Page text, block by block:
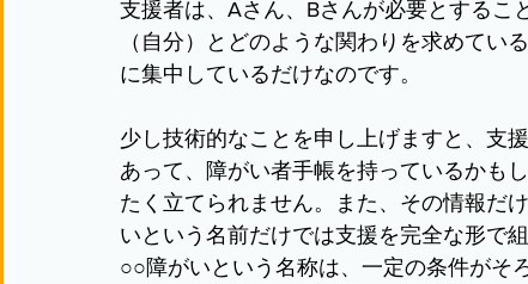
支援者は、Aさん、Bさんが必要とするこ
（自分）とどのような関わりを求めてい
に集中しているだけなのです。
少し技術的なことを申し上げますと、支
あって、障がい者手帳を持っているかも
たく立てられません。また、その情報だ
いという名前だけでは支援を完全な形で
○○障がいという名称は、一定の条件がそ